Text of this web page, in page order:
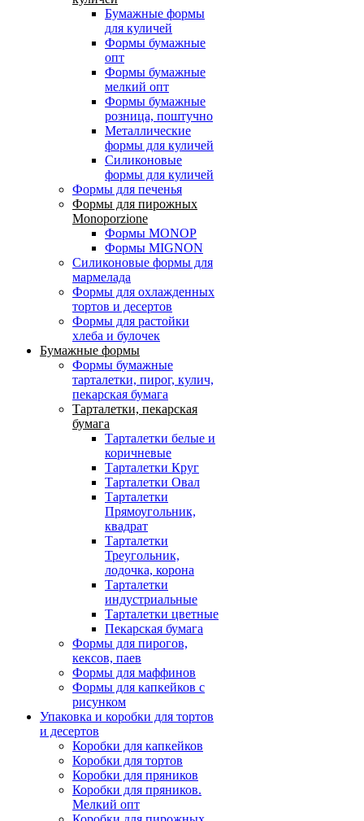
Бумажные формы
для куличей
Формы бумажные
опт
Формы бумажные
мелкий опт
Формы бумажные
розница, поштучно
Металлические
формы для куличей
Силиконовые
формы для куличей
Формы для печенья
Формы для пирожных
Monoporzione
Формы MONOP
Формы MIGNON
Силиконовые формы для
мармелада
Формы для oхлажденных
тортов и десертов
Формы для растойки
хлеба и булочек
Бумажные формы
Формы бумажные
тарталетки, пирог, кулич,
пекарская бумага
Тарталетки, пекарская
бумага
Тарталетки белые и
коричневые
Тарталетки Круг
Тарталетки Овал
Тарталетки
Прямоугольник,
квадрат
Тарталетки
Треугольник,
лодочка, корона
Тарталетки
индустриальные
Тарталетки цветные
Пекарская бумага
Формы для пирогов,
кексов, паев
Формы для маффинов
Формы для капкейков с
рисунком
Упаковка и коробки для тортов
и десертов
Коробки для капкейков
Коробки для тортов
Коробки для пряников
Коробки для пряников.
Мелкий опт